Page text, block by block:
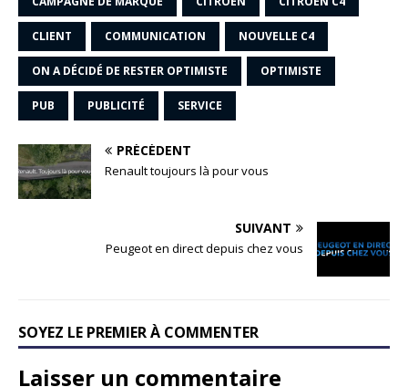
CLIENT COMMUNICATION NOUVELLE C4
ON A DÉCIDÉ DE RESTER OPTIMISTE OPTIMISTE
PUB PUBLICITÉ SERVICE
PRÉCÉDENT
Renault toujours là pour vous
SUIVANT
Peugeot en direct depuis chez vous
SOYEZ LE PREMIER À COMMENTER
Laisser un commentaire